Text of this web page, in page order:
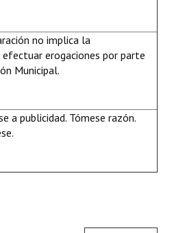
no implica la
erogaciones por parte
Municipal.
a publicidad. Tómese razón.